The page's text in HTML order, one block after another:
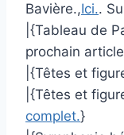
Bavière.,Ici..
|{Tableau de
prochain
|{Têtes et
|{Têtes et
complet.}